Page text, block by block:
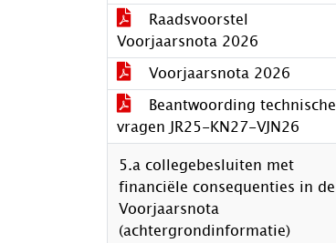
Raadsvoorstel
Voorjaarsnota 2026
Voorjaarsnota 2026
Beantwoording technische
vragen JR25-KN27-VJN26
5.a collegebesluiten met
financiële consequenties in de
Voorjaarsnota
(achtergrondinformatie)